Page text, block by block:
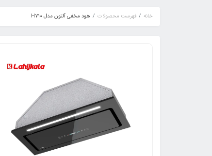
خانه فهرست محصولات هود مخفی آلتون مدل H۷۱۰